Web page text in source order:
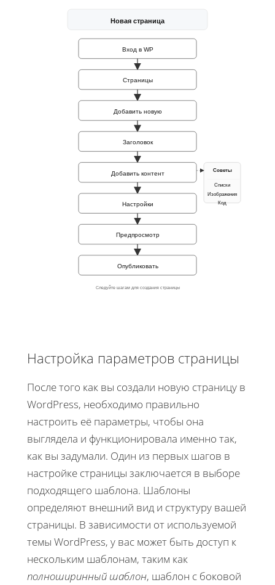
Новая страница
Вход в WP
Страницы
Добавить новую
Заголовок
Добавить контент Советы
Списки
Изображения
Код
Настройки
Предпросмотр
Опубликовать
Следуйте шагам для создания страницы
Настройка параметров страницы
После того как вы создали новую страницу в
WordPress, необходимо правильно
настроить её параметры, чтобы она
выглядела и функционировала именно так,
как вы задумали. Один из первых шагов в
настройке страницы заключается в выборе
подходящего шаблона. Шаблоны
определяют внешний вид и структуру вашей
страницы. В зависимости от используемой
темы WordPress, у вас может быть доступ к
нескольким шаблонам, таким как
полноширинный шаблон, шаблон с боковой